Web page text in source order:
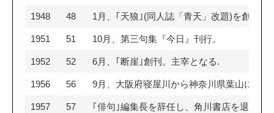
1948 48 1月、｢天狼｣(同人誌「青天」改題)を創刊
1951 51 10月、第三句集『今日』刊行。
1952 52 6月、｢断崖｣創刊。主宰となる.
1956 56 9月、大阪府寝屋川から神奈川県葉山に転
1957 57 ｢俳句｣編集長を辞任し、角川書店を退社。